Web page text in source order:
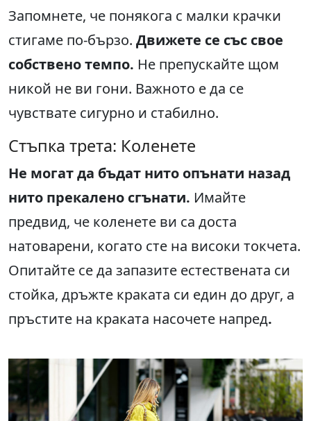
Запомнете, че понякога с малки крачки
стигаме по-бързо. Движете се със свое
собствено темпо. Не препускайте щом
никой не ви гони. Важното е да се
чувствате сигурно и стабилно.
Стъпка трета: Коленете
Не могат да бъдат нито опънати назад
нито прекалено сгънати. Имайте
предвид, че коленете ви са доста
натоварени, когато сте на високи токчета.
Опитайте се да запазите естествената си
стойка, дръжте краката си един до друг, а
пръстите на краката насочете напред.